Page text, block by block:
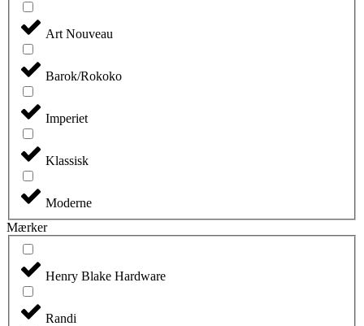
Art Nouveau
Barok/Rokoko
Imperiet
Klassisk
Moderne
Mærker
Henry Blake Hardware
Randi